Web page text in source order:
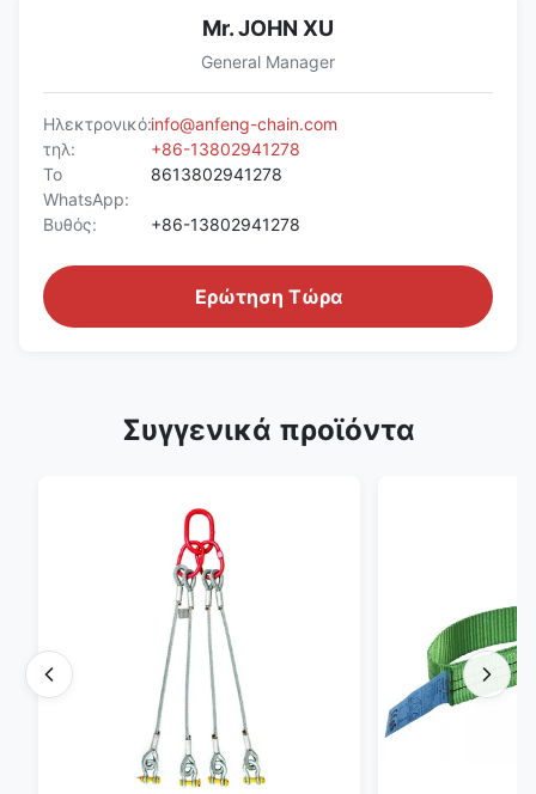
Mr. JOHN XU
General Manager
Ηλεκτρονικό:info@anfeng-chain.com
τηλ:
+86-13802941278
Το
WhatsApp:
8613802941278
Βυθός: +86-13802941278
Ερώτηση Τώρα
Συγγενικά προϊόντα